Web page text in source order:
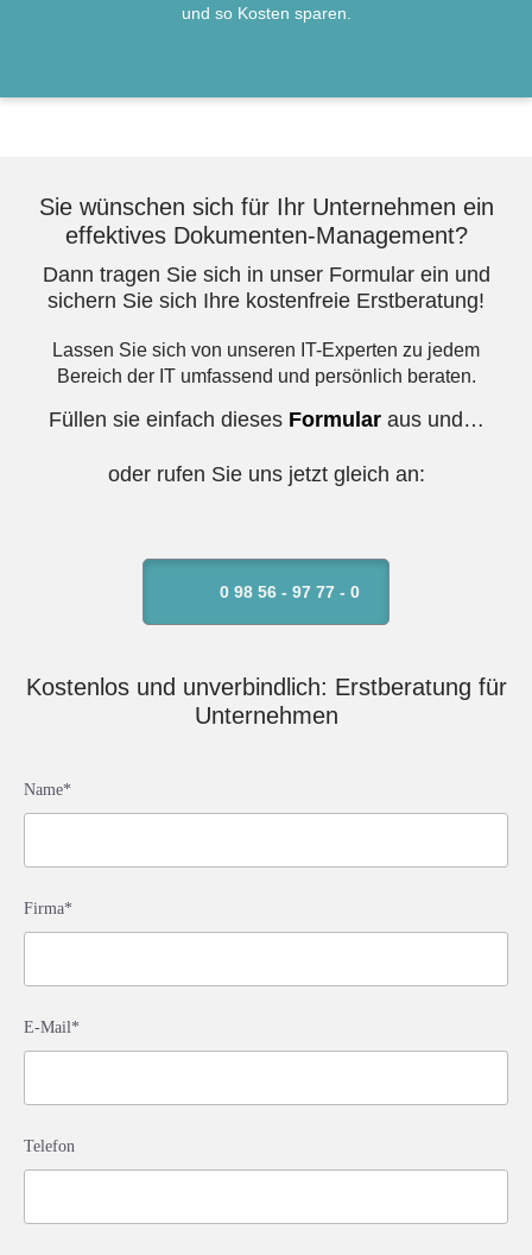
und so Kosten sparen.
Sie wünschen sich für Ihr Unternehmen ein
effektives Dokumenten-Management?
Dann tragen Sie sich in unser Formular ein und
sichern Sie sich Ihre kostenfreie Erstberatung!
Lassen Sie sich von unseren IT-Experten zu jedem
Bereich der IT umfassend und persönlich beraten.
Füllen sie einfach dieses Formularaus und…
oder rufen Sie uns jetzt gleich an:
0 98 56 - 97 77 - 0
Kostenlos und unverbindlich: Erstberatung für
Unternehmen
Name*
Firma*
E-Mail*
Telefon